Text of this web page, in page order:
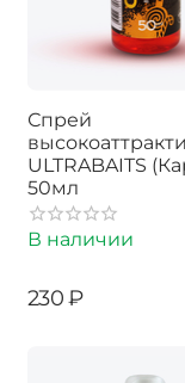
Спрей
ULTRABAITS
50мл
В наличии
‍230‍ ₽